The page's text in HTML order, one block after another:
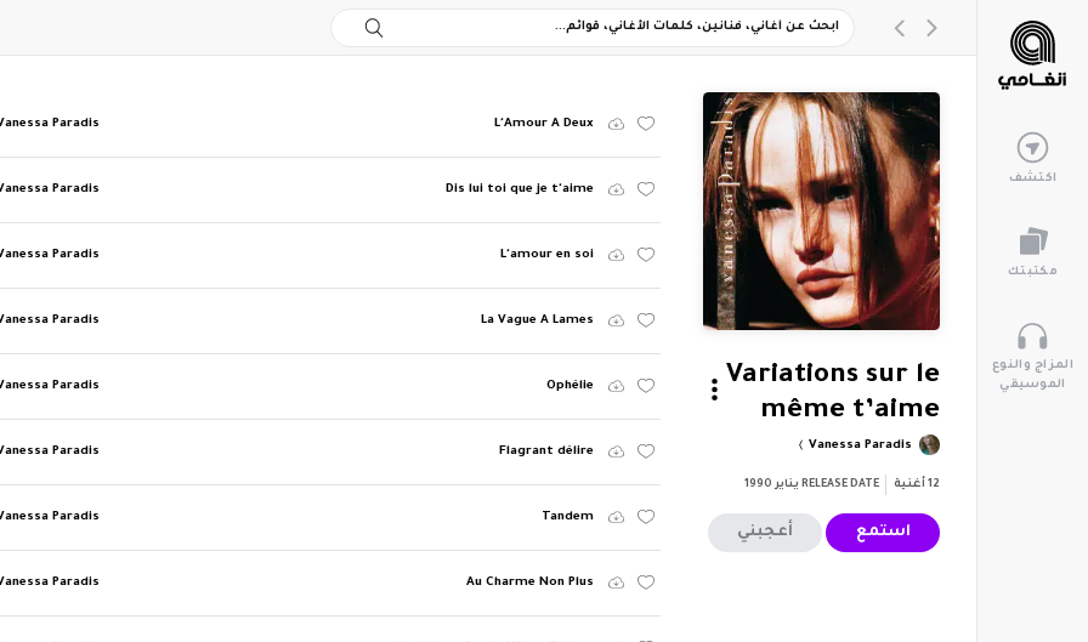
اكتشف
مكتبتك
المزاج والنوع
الموسيقي
Variations sur le
même t’aime
Vanessa Paradis
12 أغنية RELEASE DATE يناير 1990
استمع أعجبني
L'Amour A Deux
Paradis
Dis lui toi que je t'aime
Paradis
L'amour en soi
Paradis
La Vague A Lames
Paradis
Ophélie
Paradis
Flagrant délire
Paradis
Tandem
Paradis
Au Charme Non Plus
Paradis